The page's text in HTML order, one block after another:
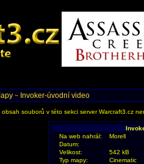
~ Invoker-úvodní video
obsah souborů v této sekci server Warcraft3.cz
Na web nahrál:
Morell
Datum:
Velikost:
542 kB
Typ mapy:
Cinematic